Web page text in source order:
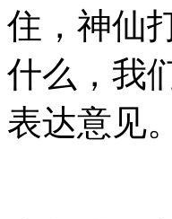
住，神仙
什么，我
表达意见。